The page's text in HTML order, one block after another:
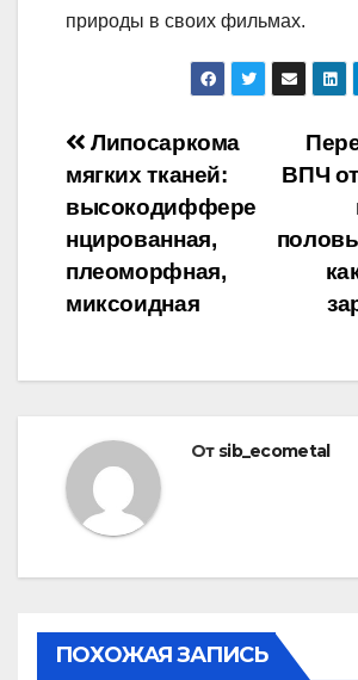
природы в своих фильмах.
Навигация
по
записям
ВПЧ
Липосаркома
мягких тканей:
высокодиффере
нцированная,
плеоморфная,
миксоидная
От sib_ecometal
ПОХОЖАЯ ЗАПИСЬ